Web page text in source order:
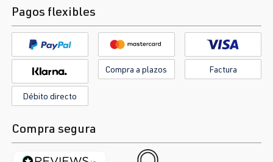
Pagos flexibles
Compra a plazos Factura
Débito directo
Compra segura